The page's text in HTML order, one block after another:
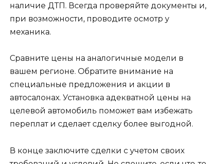
наличие ДТП. Всегда проверяйте документы и,
при возможности, проводите осмотр у
механика.
Сравните цены на аналогичные модели в
вашем регионе. Обратите внимание на
специальные предложения и акции в
автосалонах. Установка адекватной цены на
целевой автомобиль поможет вам избежать
переплат и сделает сделку более выгодной.
В конце заключите сделки с учетом своих